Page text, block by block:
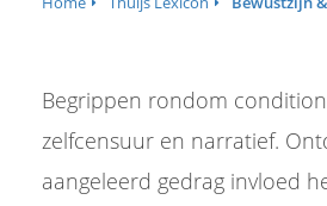
Begrippen rondom
zelfcensuur en narratief.
aangeleerd gedrag invloed